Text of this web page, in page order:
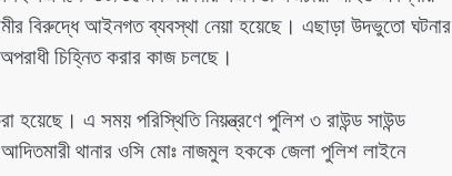
বিরুদ্ধে আইনগত ব্যবস্থা নেয়া হয়েছে। এছাড়া উদভুতো ঘটনার
চিহ্নিত করার কাজ চলছে।
এ সময় পরিস্থিতি নিয়ন্ত্রণে পুলিশ ৩ রাউন্ড সাউন্ড
থানার ওসি মোঃ নাজমুল হককে জেলা পুলিশ লাইনে